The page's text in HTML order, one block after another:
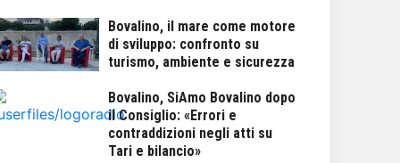
Bovalino, il mare come motore
di sviluppo: confronto su
turismo, ambiente e sicurezza
Bovalino, SiAmo Bovalino dopo
il Consiglio: «Errori e
contraddizioni negli atti su
Tari e bilancio»